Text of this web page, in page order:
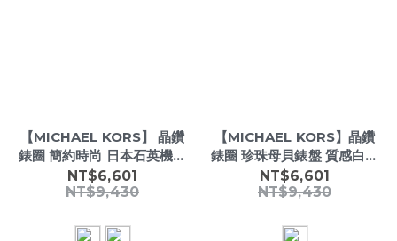
【MICHAEL KORS】 晶鑽
錶圈 簡約時尚 日本石英機芯
不鏽鋼 26mm女款腕錶
NT$6,601
NT$9,430
【MICHAEL KORS】晶鑽
錶圈 珍珠母貝錶盤 質感白膚
皮革 女款腕錶-
NT$6,601
NT$9,430